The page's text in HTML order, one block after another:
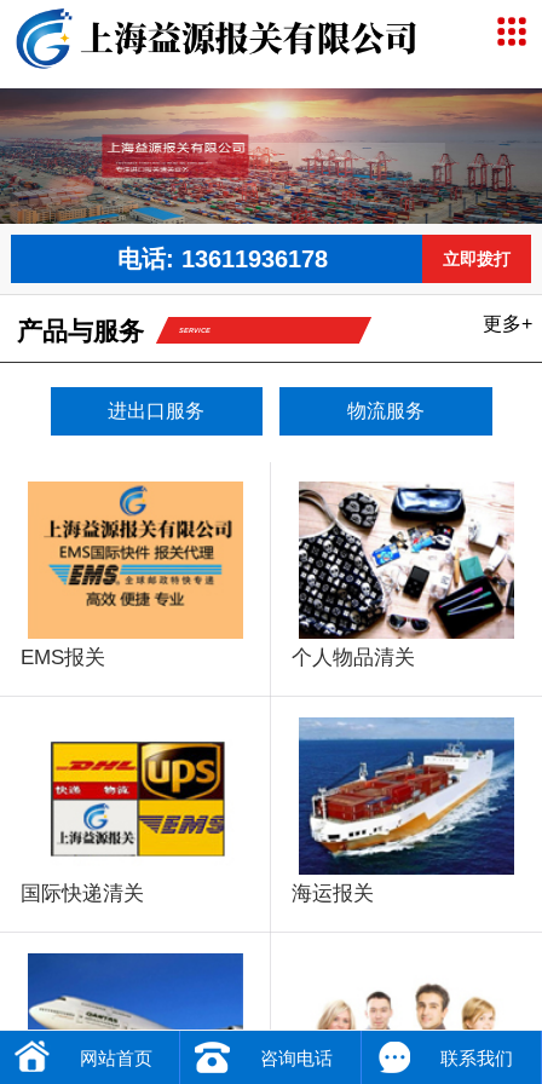
电话: 13611936178 立即拨打
更多+
产品与服务 SERVICE
进出口服务 物流服务
EMS报关 个人物品清关
国际快递清关 海运报关
网站首页 咨询电话 联系我们